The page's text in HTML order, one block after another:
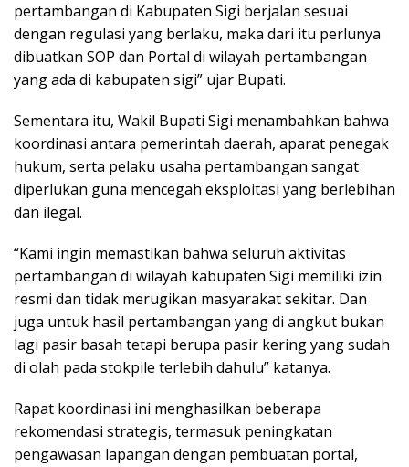
pertambangan di Kabupaten Sigi berjalan sesuai
dengan regulasi yang berlaku, maka dari itu perlunya
dibuatkan SOP dan Portal di wilayah pertambangan
yang ada di kabupaten sigi” ujar Bupati.
Sementara itu, Wakil Bupati Sigi menambahkan bahwa
koordinasi antara pemerintah daerah, aparat penegak
hukum, serta pelaku usaha pertambangan sangat
diperlukan guna mencegah eksploitasi yang berlebihan
dan ilegal.
“Kami ingin memastikan bahwa seluruh aktivitas
pertambangan di wilayah kabupaten Sigi memiliki izin
resmi dan tidak merugikan masyarakat sekitar. Dan
juga untuk hasil pertambangan yang di angkut bukan
lagi pasir basah tetapi berupa pasir kering yang sudah
di olah pada stokpile terlebih dahulu” katanya.
Rapat koordinasi ini menghasilkan beberapa
rekomendasi strategis, termasuk peningkatan
pengawasan lapangan dengan pembuatan portal,